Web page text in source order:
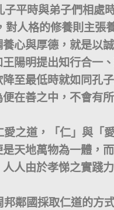
平時與弟子們相處
對人格的修養則主張
心與厚德，就是以
陽明提出知行合一
至最低時就如同孔
在善之中，不會有
道，「仁」與「
天地萬物為一體，
人由於孝悌之實踐
國採取仁道的方